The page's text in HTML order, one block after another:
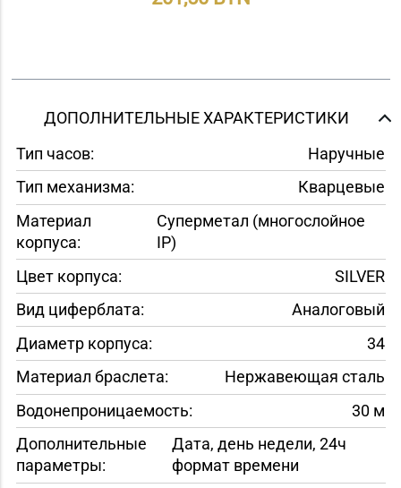
ДОПОЛНИТЕЛЬНЫЕ ХАРАКТЕРИСТИКИ
Тип часов:
Наручные
Тип механизма:
Кварцевые
Материал
корпуса:
Суперметал (многослойное
IP)
Цвет корпуса:
SILVER
Вид циферблата:
Аналоговый
Диаметр корпуса:
34
Материал браслета:
Нержавеющая сталь
Водонепроницаемость:
30 м
Дополнительные
параметры:
Дата, день недели, 24ч
формат времени